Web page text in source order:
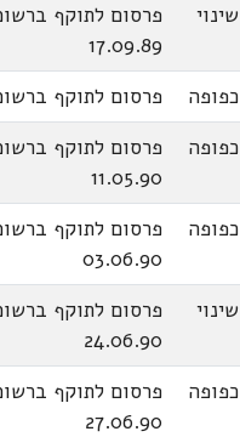
שינוי
פרסום לתוקף
17.09.89
כפופה
פרסום לתוקף ברשומות
כפופה
פרסום לתוקף
11.05.90
כפופה
פרסום לתוקף
03.06.90
שינוי
פרסום לתוקף
24.06.90
כפופה
פרסום לתוקף
27.06.90